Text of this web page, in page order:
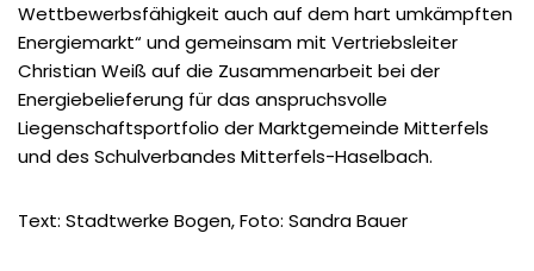
Wettbewerbsfähigkeit auch auf dem hart umkämpften
Energiemarkt“ und gemeinsam mit Vertriebsleiter
Christian Weiß auf die Zusammenarbeit bei der
Energiebelieferung für das anspruchsvolle
Liegenschaftsportfolio der Marktgemeinde Mitterfels
und des Schulverbandes Mitterfels-Haselbach.
Text: Stadtwerke Bogen, Foto: Sandra Bauer